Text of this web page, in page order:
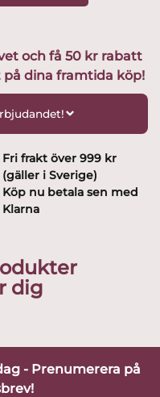
och få 50 kr rabatt
dina framtida köp!
Fri frakt över 999 kr
(gäller i Sverige)
Köp nu betala sen med
Klarna
dig
- Prenumerera på